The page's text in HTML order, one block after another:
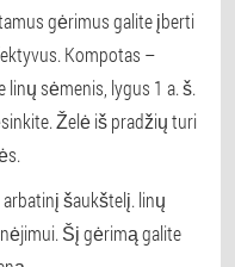
gėrimus galite įberti
Kompotas –
sėmenis, lygus 1 a. š.
Želė iš pradžių turi
šaukštelį. linų
Šį gėrimą galite